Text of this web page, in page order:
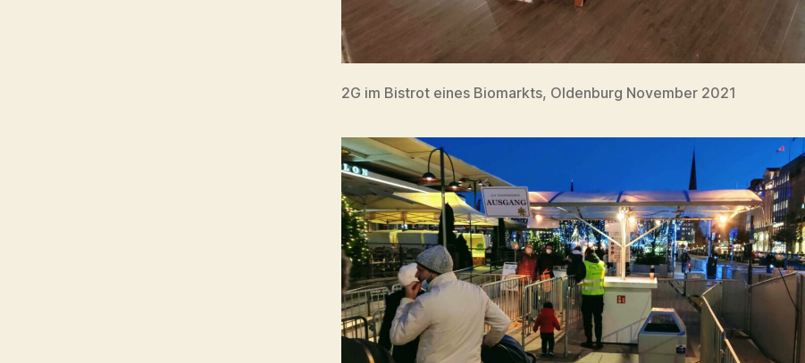
2G im Bistrot eines Biomarkts, Oldenburg November 2021